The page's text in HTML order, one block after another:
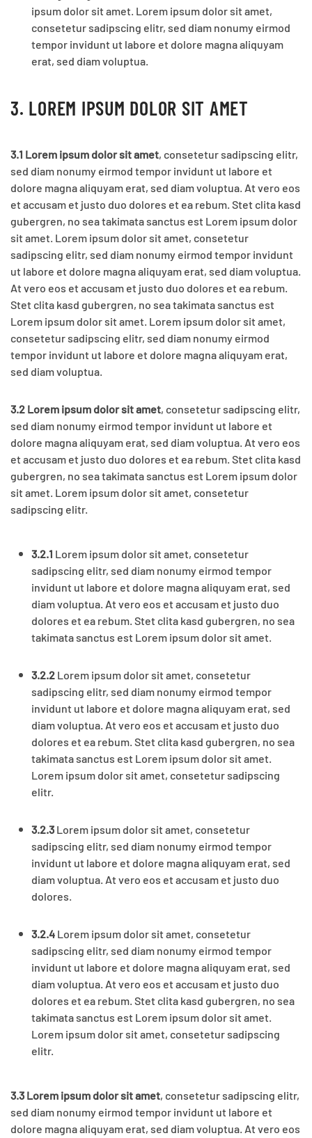
ipsum dolor sit amet. Lorem ipsum dolor sit amet,
consetetur sadipscing elitr, sed diam nonumy eirmod
tempor invidunt ut labore et dolore magna aliquyam
erat, sed diam voluptua.
3. LOREM IPSUM DOLOR SIT AMET
3.1 Lorem ipsum dolor sit amet, consetetur sadipscing elitr,
sed diam nonumy eirmod tempor invidunt ut labore et
dolore magna aliquyam erat, sed diam voluptua. At vero eos
et accusam et justo duo dolores et ea rebum. Stet clita kasd
gubergren, no sea takimata sanctus est Lorem ipsum dolor
sit amet. Lorem ipsum dolor sit amet, consetetur
sadipscing elitr, sed diam nonumy eirmod tempor invidunt
ut labore et dolore magna aliquyam erat, sed diam voluptua.
At vero eos et accusam et justo duo dolores et ea rebum.
Stet clita kasd gubergren, no sea takimata sanctus est
Lorem ipsum dolor sit amet. Lorem ipsum dolor sit amet,
consetetur sadipscing elitr, sed diam nonumy eirmod
tempor invidunt ut labore et dolore magna aliquyam erat,
sed diam voluptua.
3.2 Lorem ipsum dolor sit amet, consetetur sadipscing elitr,
sed diam nonumy eirmod tempor invidunt ut labore et
dolore magna aliquyam erat, sed diam voluptua. At vero eos
et accusam et justo duo dolores et ea rebum. Stet clita kasd
gubergren, no sea takimata sanctus est Lorem ipsum dolor
sit amet. Lorem ipsum dolor sit amet, consetetur
sadipscing elitr.
3.2.1 Lorem ipsum dolor sit amet, consetetur
sadipscing elitr, sed diam nonumy eirmod tempor
invidunt ut labore et dolore magna aliquyam erat, sed
diam voluptua. At vero eos et accusam et justo duo
dolores et ea rebum. Stet clita kasd gubergren, no sea
takimata sanctus est Lorem ipsum dolor sit amet.
3.2.2 Lorem ipsum dolor sit amet, consetetur
sadipscing elitr, sed diam nonumy eirmod tempor
invidunt ut labore et dolore magna aliquyam erat, sed
diam voluptua. At vero eos et accusam et justo duo
dolores et ea rebum. Stet clita kasd gubergren, no sea
takimata sanctus est Lorem ipsum dolor sit amet.
Lorem ipsum dolor sit amet, consetetur sadipscing
elitr.
3.2.3 Lorem ipsum dolor sit amet, consetetur
sadipscing elitr, sed diam nonumy eirmod tempor
invidunt ut labore et dolore magna aliquyam erat, sed
diam voluptua. At vero eos et accusam et justo duo
dolores.
3.2.4 Lorem ipsum dolor sit amet, consetetur
sadipscing elitr, sed diam nonumy eirmod tempor
invidunt ut labore et dolore magna aliquyam erat, sed
diam voluptua. At vero eos et accusam et justo duo
dolores et ea rebum. Stet clita kasd gubergren, no sea
takimata sanctus est Lorem ipsum dolor sit amet.
Lorem ipsum dolor sit amet, consetetur sadipscing
elitr.
3.3 Lorem ipsum dolor sit amet, consetetur sadipscing elitr,
sed diam nonumy eirmod tempor invidunt ut labore et
dolore magna aliquyam erat, sed diam voluptua. At vero eos